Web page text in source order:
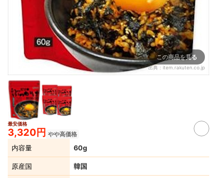
この商品を見る
出典： item.rakuten.co.jp
最安価格
3,320円 やや高価格
内容量 60g
原産国 韓国